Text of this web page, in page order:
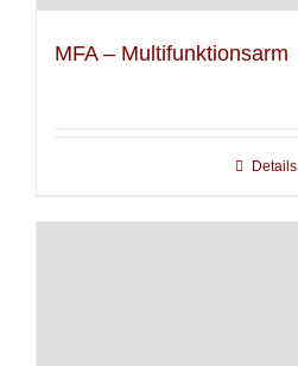
MFA – Multifunktionsarm
Details